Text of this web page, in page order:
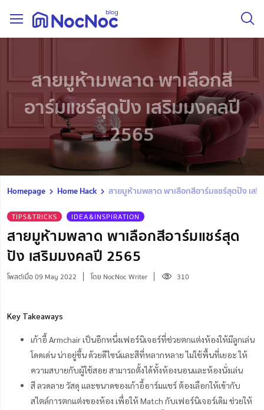
สายมูห้ามพลาด พาเลือกสี
อาร์มแชร์สุดปัง เสริมมงคลปี
2565
Homepage Home Hack สายมูห้ามพลาด พาเลือกสีอาร์มแชร์สุดปัง เส
TIPS&TRICKS IDEA&INSPIRATION
สายมูห้ามพลาด พาเลือกสีอาร์มแชร์สุด
ปัง เสริมมงคลปี 2565
โพสต์เมื่อ 09 May 2022 โดย NocNoc Writer 310
Key Takeaways
เก้าอี้ Armchair เป็นอีกหนึ่งเฟอร์นิเจอร์ที่ช่วยตกแต่งห้องให้มีลูกเล่น
โดดเด่น น่าอยู่ขึ้น ด้วยดีไซน์และสีที่หลากหลาย ไม่ใช้พื้นที่เยอะ ให้
ความสบายกับผู้ใช้สอย สามารถตั้งได้ทั้งห้องนอนและห้องนั่งเล่น
สี ลวดลาย วัสดุ และขนาดของเก้าอี้อาร์มแชร์ ต้องเลือกให้เข้ากับ
สไตล์การตกแต่งของห้อง เพื่อให้ Match กับเฟอร์นิเจอร์เดิม ช่วยให้